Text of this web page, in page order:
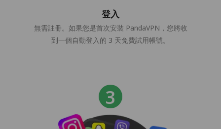
登入
無需註冊。如果您是首次安裝 PandaVPN，您將收
到一個自動登入的 3 天免費試用帳號。